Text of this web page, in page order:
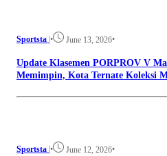
Sportsta |• June 13, 2026•
Update Klasemen PORPROV V
Memimpin, Kota Ternate Koleksi
Sportsta • June 12, 2026•